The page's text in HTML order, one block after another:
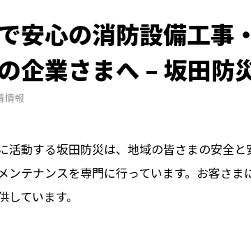
安心の消防設備工事
企業さまへ – 坂田防
情報
活動する坂田防災は、地域の皆さまの安全
ンテナンスを専門に行っています。お客さ
ています。